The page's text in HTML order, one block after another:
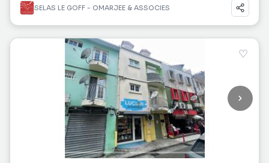
SELAS LE GOFF - OMARJEE & ASSOCIES
♡